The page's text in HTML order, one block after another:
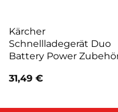
Kärcher
Schnellladegerät Duo
Battery Power
31,49 €